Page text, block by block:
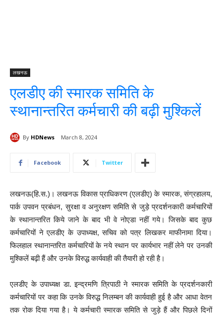
लखनऊ
एलडीए की स्मारक समिति के
स्थानान्तरित कर्मचारी की बढ़ी मुश्किलें
By HDNews March 8, 2024
Facebook Twitter
लखनऊ(हि.स.)। लखनऊ विकास प्राधिकरण (एलडीए) के स्मारक, संग्रहालय,
पार्क उपवन प्रबंधन, सुरक्षा व अनुरक्षण समिति से जुड़े प्रदर्शनकारी कर्मचारियों
के स्थानान्तरित किये जाने के बाद भी वे नोएडा नहीं गये। जिसके बाद कुछ
कर्मचारियों ने एलडीए के उपाध्यक्ष, सचिव को पत्र लिखकर माफीनामा दिया।
फिलहाल स्थानान्तरित कर्मचारियों के नये स्थान पर कार्यभार नहीं लेने पर उनकी
मुश्किलें बढ़ी हैं और उनके विरुद्ध कार्यवाही की तैयारी हो रही है।
एलडीए के उपाध्यक्ष डा. इन्द्रमणि त्रिपाठी ने स्मारक समिति के प्रदर्शनकारी
कर्मचारियों पर कहा कि उनके विरुद्ध निलम्बन की कार्यवाही हुई है और आधा वेतन
तक रोक दिया गया है। ये कर्मचारी स्मारक समिति से जुड़े हैं और पिछले दिनों